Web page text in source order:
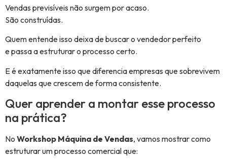
Vendas previsíveis não surgem por acaso.
São construídas.
Quem entende isso deixa de buscar o vendedor perfeito
e passa a estruturar o processo certo.
E é exatamente isso que diferencia empresas que sobrevivem
daquelas que crescem de forma consistente.
Quer aprender a montar esse processo
na prática?
No Workshop Máquina de Vendas, vamos mostrar como
estruturar um processo comercial que: